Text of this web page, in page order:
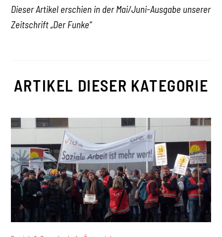
Dieser Artikel erschien in der Mai/Juni-Ausgabe unserer
Zeitschrift „Der Funke“
ARTIKEL DIESER KATEGORIE